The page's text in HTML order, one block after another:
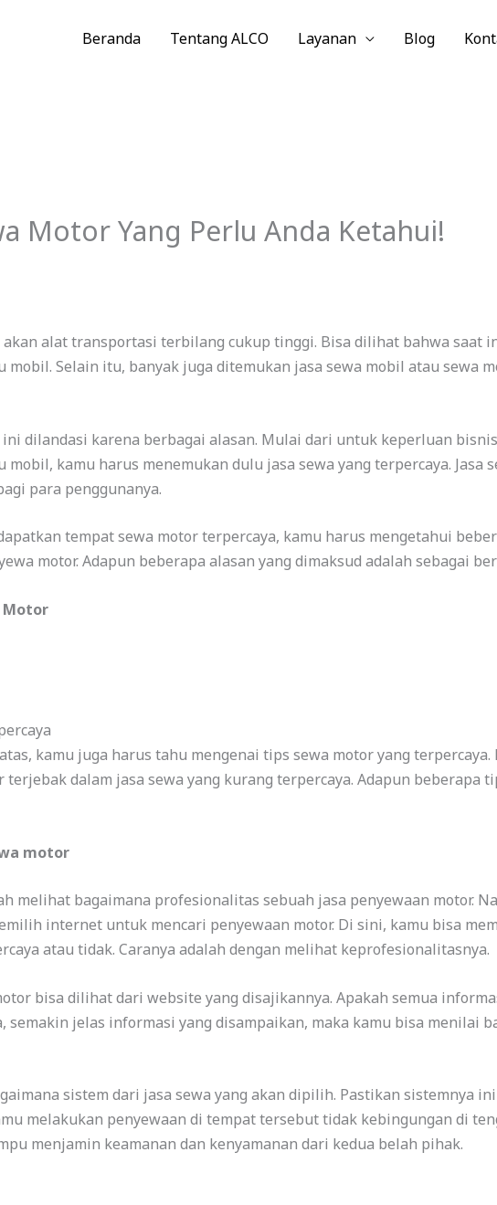
Beranda Tentang ALCO Layanan Blog
Motor Yang Perlu Anda Ketahui!
akan alat transportasi terbilang cukup tinggi. Bisa dilihat bahwa saat
Selain itu, banyak juga ditemukan jasa sewa mobil atau sewa
dilandasi karena berbagai alasan. Mulai dari untuk keperluan
kamu harus menemukan dulu jasa sewa yang terpercaya. Jasa
para penggunanya.
tempat sewa motor terpercaya, kamu harus mengetahui
motor. Adapun beberapa alasan yang dimaksud adalah sebagai
Motor
kamu juga harus tahu mengenai tips sewa motor yang terpercaya.
dalam jasa sewa yang kurang terpercaya. Adapun beberapa
motor
melihat bagaimana profesionalitas sebuah jasa penyewaan motor.
internet untuk mencari penyewaan motor. Di sini, kamu bisa
atau tidak. Caranya adalah dengan melihat keprofesionalitasnya.
bisa dilihat dari website yang disajikannya. Apakah semua
semakin jelas informasi yang disampaikan, maka kamu bisa menilai
sistem dari jasa sewa yang akan dipilih. Pastikan sistemnya
melakukan penyewaan di tempat tersebut tidak kebingungan di
menjamin keamanan dan kenyamanan dari kedua belah pihak.